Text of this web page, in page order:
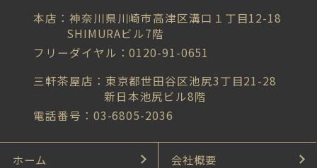
本店：神奈川県川崎市高津区溝口１丁目12-18
SHIMURAビル7階
フリーダイヤル：0120-91-0651
三軒茶屋店：東京都世田谷区池尻3丁目21-28
新日本池尻ビル8階
電話番号：03-6805-2036
ホーム 会社概要